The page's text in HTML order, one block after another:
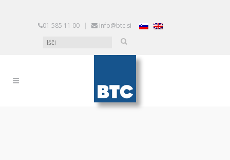
01 585 11 00 | info@btc.si